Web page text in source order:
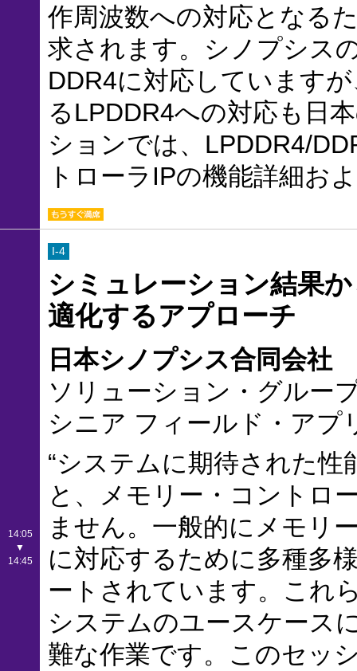
作周波数への対応となる
求されます。シノプシス
DDR4に対応しています
るLPDDR4への対応も日
ションでは、LPDDR4/
トローラIPの機能詳細お
14:05
▼
14:45
I-4
シミュレーション結果
適化するアプローチ
日本シノプシス合同会社
ソリューション・グルー
シニア フィールド・ア
“システムに期待された性
と、メモリー・コントロ
ません。一般的にメモリ
に対応するために多種多
ートされています。これ
システムのユースケース
難な作業です。このセッ